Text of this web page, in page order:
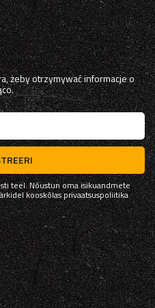
żeby otrzymywać informacje o
teel. Nõustun oma isikuandmete
kooskõlasprivaatsuspoliitika